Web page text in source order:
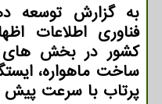
به گزارش توسعه
فناوری اطلاعات
کشور در بخش های
ساخت ماهواره،
پرتاب با سرعت پیش